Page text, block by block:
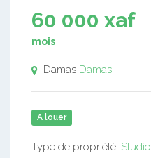
60 000 xaf
mois
Damas Damas
A louer
Type de propriété: Studio